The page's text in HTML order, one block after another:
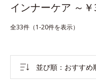
インナーケア ～
全33件（1-20件を表示）
並び順 おすすめ